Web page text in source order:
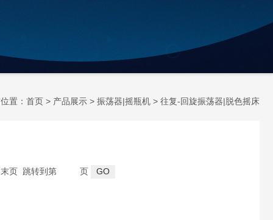
置： 首页 > 产品展示 > 振荡器|摇瓶机 > 往复-回旋振荡器|脱色摇床
页 跳转到第 页